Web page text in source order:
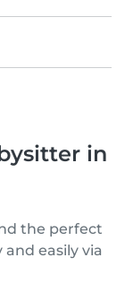
in
the perfect
easily via